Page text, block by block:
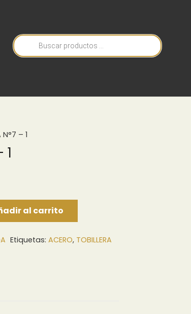
Búsqueda
de
productos
N°7 – 1
1
al carrito
Etiquetas: ACERO, TOBILLERA